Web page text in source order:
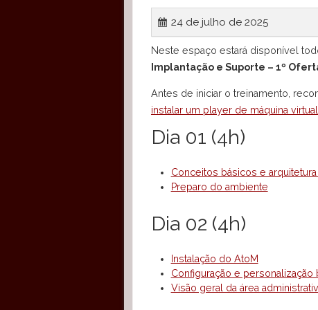
m
M
24 de julho de 2025
Neste espaço estará disponível
Implantação e Suporte – 1º
Antes de iniciar o treinamento,
instalar um player de máquina
Dia 01 (4h)
Conceitos básicos e
Preparo do ambiente
Dia 02 (4h)
Instalação do AtoM
Configuração e personalização
Visão geral da área